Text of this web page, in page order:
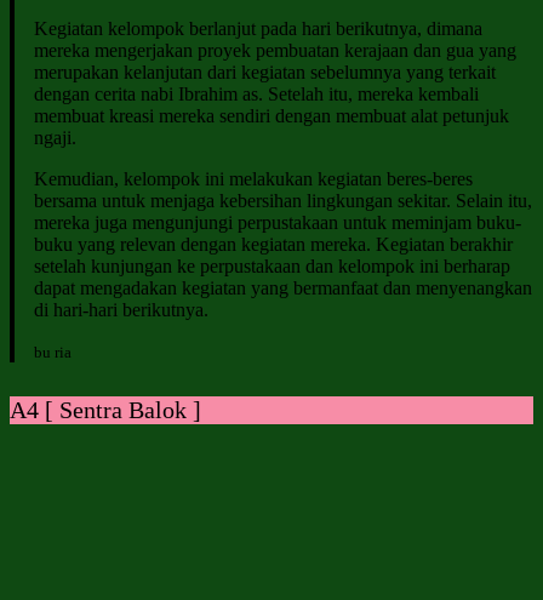
Kegiatan kelompok berlanjut pada hari berikutnya, dimana
mereka mengerjakan proyek pembuatan kerajaan dan gua yang
merupakan kelanjutan dari kegiatan sebelumnya yang terkait
dengan cerita nabi Ibrahim as. Setelah itu, mereka kembali
membuat kreasi mereka sendiri dengan membuat alat petunjuk
ngaji.
Kemudian, kelompok ini melakukan kegiatan beres-beres
bersama untuk menjaga kebersihan lingkungan sekitar. Selain itu,
mereka juga mengunjungi perpustakaan untuk meminjam buku-
buku yang relevan dengan kegiatan mereka. Kegiatan berakhir
setelah kunjungan ke perpustakaan dan kelompok ini berharap
dapat mengadakan kegiatan yang bermanfaat dan menyenangkan
di hari-hari berikutnya.
bu ria
A4 [ Sentra Balok ]